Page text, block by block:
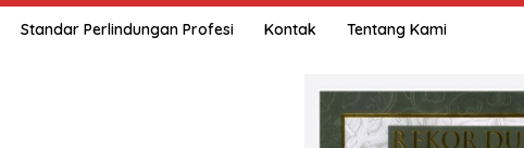
Standar Perlindungan Profesi Kontak Tentang Kami